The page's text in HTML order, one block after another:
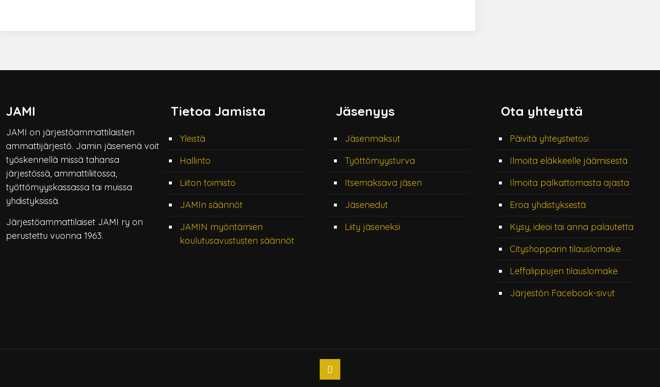
JAMI
JAMI on järjestöammattilaisten
ammattijärjestö. Jamin jäsenenä voit
työskennellä missä tahansa
järjestössä, ammattiliitossa,
työttömyyskassassa tai muissa
yhdistyksissä.
Järjestöammattilaiset JAMI ry on
perustettu vuonna 1963.
Tietoa Jamista
Yleistä
Hallinto
Liiton toimisto
JAMIn säännöt
JAMIN myöntämien
koulutusavustusten säännöt
Jäsenyys
Jäsenmaksut
Työttömyysturva
Itsemaksava jäsen
Jäsenedut
Liity jäseneksi
Ota yhteyttä
Päivitä yhteystietosi
Ilmoita eläkkeelle jäämisestä
Ilmoita palkattomasta ajasta
Eroa yhdistyksestä
Kysy, ideoi tai anna palautetta
Cityshopparin tilauslomake
Leffalippujen tilauslomake
Järjestön Facebook-sivut